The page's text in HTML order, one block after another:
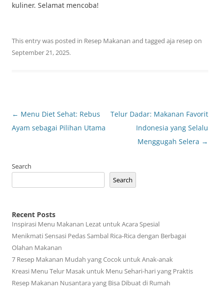
kuliner. Selamat mencoba!
This entry was posted in Resep Makanan and tagged aja resepon
September 21, 2025.
Post
navigation
← Menu Diet Sehat: Rebus
Ayam sebagai Pilihan Utama
Telur Dadar: Makanan Favorit
Indonesia yang Selalu
Menggugah Selera →
Search
Search
Recent Posts
Inspirasi Menu Makanan Lezat untuk Acara Spesial
Menikmati Sensasi Pedas Sambal Rica-Rica dengan Berbagai
Olahan Makanan
7 Resep Makanan Mudah yang Cocok untuk Anak-anak
Kreasi Menu Telur Masak untuk Menu Sehari-hari yang Praktis
Resep Makanan Nusantara yang Bisa Dibuat di Rumah